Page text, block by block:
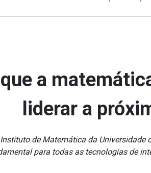
a
liderar a
de Matemática da
para todas as tecnologias de